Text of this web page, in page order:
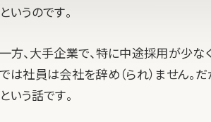
というのです。
一方、大手企業で、特に中途採用が少
では社員は会社を辞め（られ）ません。
という話です。